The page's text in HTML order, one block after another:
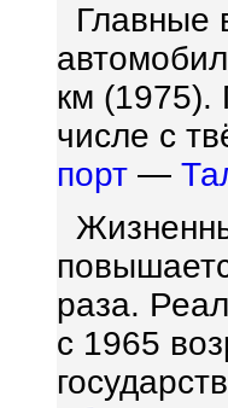
Главные
км (1975).
числе с
порт —
раза.
с 1965